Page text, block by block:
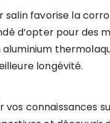
salin favorise la
d’opter pour des
aluminium
longévité.
vos connaissances